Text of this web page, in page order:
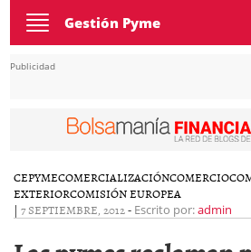
Toggle
navigation
Gestión Pyme
Publicidad
CEPYMECOMERCIALIZACIÓNCOMERCIO
EXTERIORCOMISIÓN EUROPEA
| 7 SEPTIEMBRE, 2012- Escrito por:admin